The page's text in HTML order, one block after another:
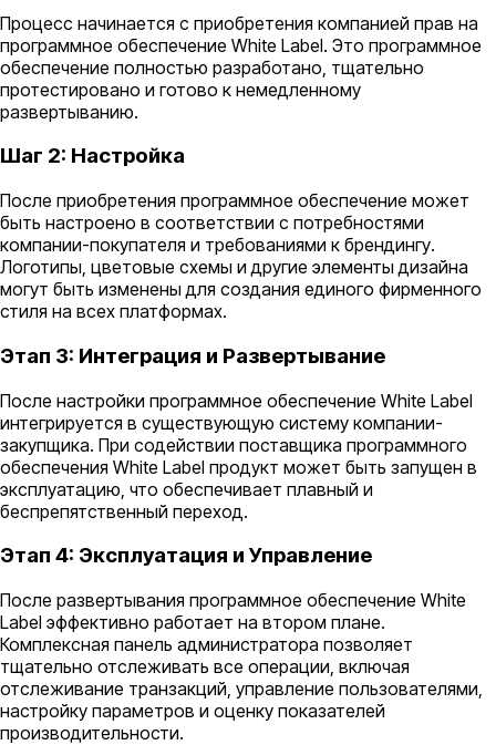
Процесс начинается с приобретения компанией прав на
программное обеспечение White Label. Это программное
обеспечение полностью разработано, тщательно
протестировано и готово к немедленному
развертыванию.
Шаг 2: Настройка
После приобретения программное обеспечение может
быть настроено в соответствии с потребностями
компании-покупателя и требованиями к брендингу.
Логотипы, цветовые схемы и другие элементы дизайна
могут быть изменены для создания единого фирменного
стиля на всех платформах.
Этап 3: Интеграция и Развертывание
После настройки программное обеспечение White Label
интегрируется в существующую систему компании-
закупщика. При содействии поставщика программного
обеспечения White Label продукт может быть запущен в
эксплуатацию, что обеспечивает плавный и
беспрепятственный переход.
Этап 4: Эксплуатация и Управление
После развертывания программное обеспечение White
Label эффективно работает на втором плане.
Комплексная панель администратора позволяет
тщательно отслеживать все операции, включая
отслеживание транзакций, управление пользователями,
настройку параметров и оценку показателей
производительности.